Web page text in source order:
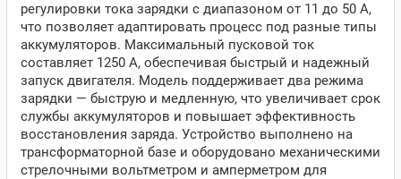
регулировки тока зарядки с диапазоном от 11 до 50 А,
что позволяет адаптировать процесс под разные типы
аккумуляторов. Максимальный пусковой ток
составляет 1250 А, обеспечивая быстрый и надежный
запуск двигателя. Модель поддерживает два режима
зарядки — быструю и медленную, что увеличивает срок
службы аккумуляторов и повышает эффективность
восстановления заряда. Устройство выполнено на
трансформаторной базе и оборудовано механическими
стрелочными вольтметром и амперметром для